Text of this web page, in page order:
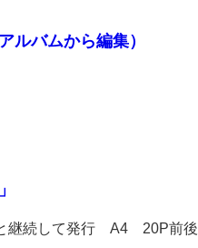
ルバムから編集）
継続して発行 A4 20P前後